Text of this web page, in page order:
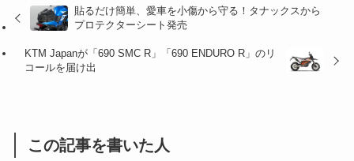
(47)
(1)
(16)
貼るだけ簡単、愛車を小傷から守る！タナックスから
プロテクターシート発売
KTM Japanが「690 SMC R」「690 ENDURO R」のリ
コールを届け出
この記事を書いた人